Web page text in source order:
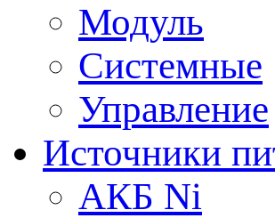
Модуль
Системные
Управление
Источники
АКБ Ni